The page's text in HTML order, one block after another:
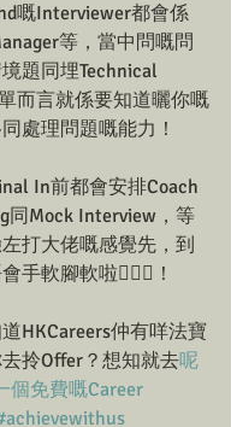
嘅Interviewer都會係
等，當中問嘅問
題同埋Technical
而言就係要知道曬你嘅
處理問題嘅能力！
In前都會安排Coach
同Mock Interview，等
打大佬嘅感覺先，到
手軟腳軟啦🏃🏻‍♂️！
HKCareers仲有咩法寶
拎Offer？想知就去呢
個免費嘅Career